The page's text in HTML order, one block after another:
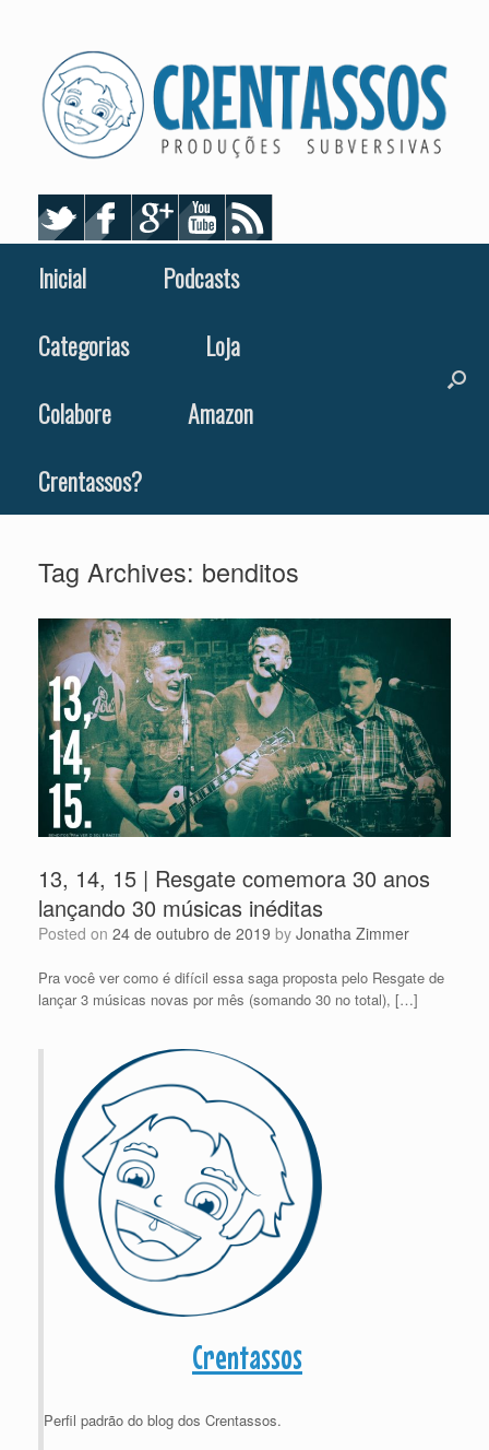
Inicial
Podcasts
Categorias
Loja
Colabore
Amazon
Crentassos?
Tag Archives: benditos
13, 14, 15 | Resgate comemora 30 anos
lançando 30 músicas inéditas
Posted on 24 de outubro de 2019 by Jonatha Zimmer
Pra você ver como é difícil essa saga proposta pelo Resgate de
lançar 3 músicas novas por mês (somando 30 no total), […]
Crentassos
Perfil padrão do blog dos Crentassos.